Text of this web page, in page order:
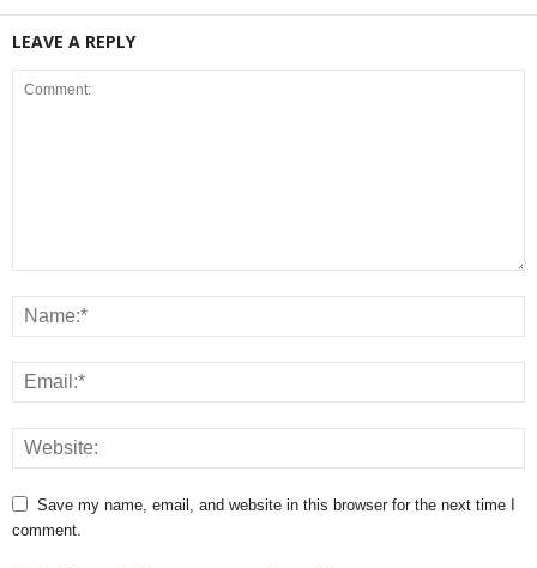
LEAVE A REPLY
Save my name, email, and website in this browser for the next time I
comment.